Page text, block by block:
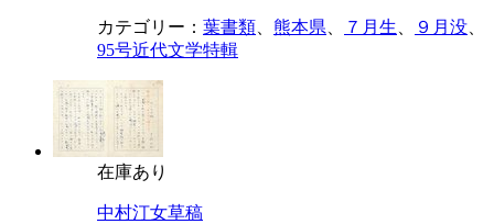
カテゴリー： 葉書類 熊本県 ７月生 ９月没
95号近代文学特輯
在庫あり
中村汀女草稿